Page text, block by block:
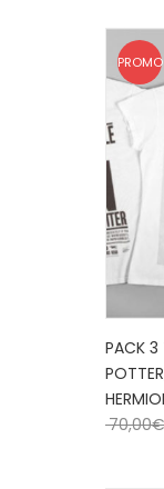
PACK 3
70,00€